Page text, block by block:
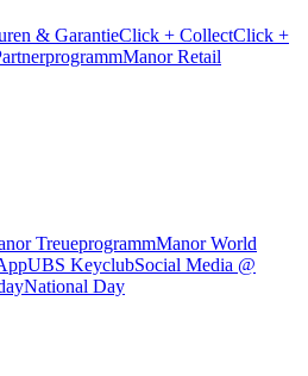
& GarantieClick + CollectClick +
Manor Retail
TreueprogrammManor World
UBS KeyclubSocial Media @
National Day